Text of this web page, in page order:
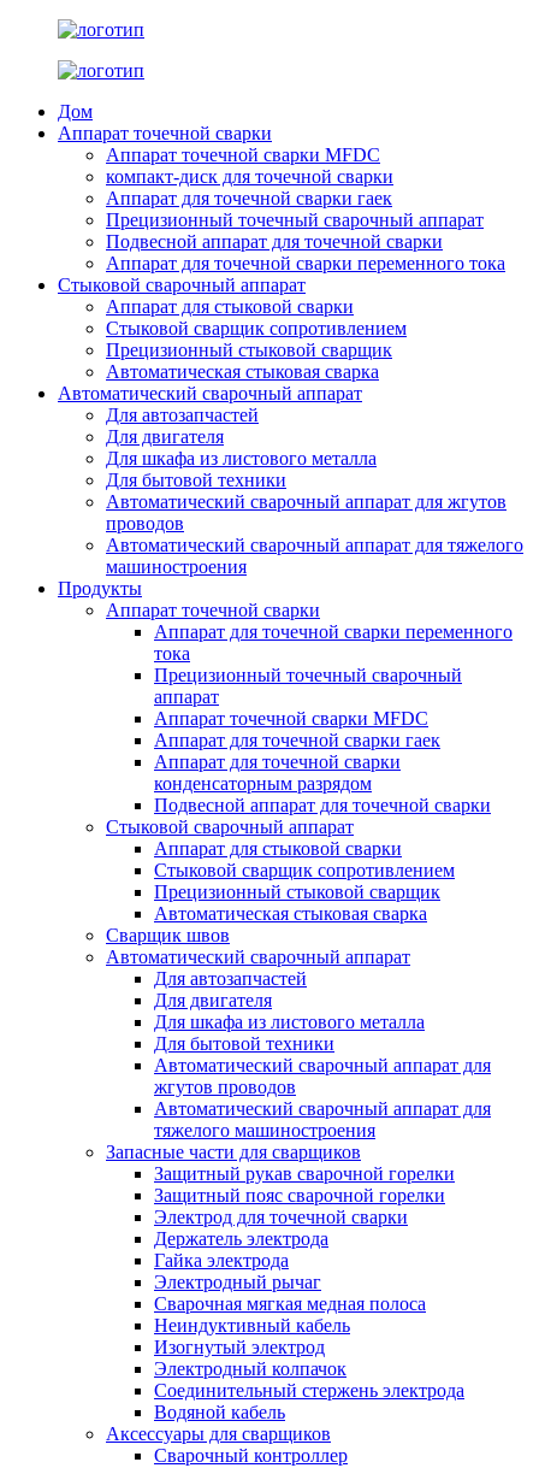
Дом
Аппарат точечной сварки
Аппарат точечной сварки MFDC
компакт-диск для точечной сварки
Аппарат для точечной сварки гаек
Прецизионный точечный сварочный аппарат
Подвесной аппарат для точечной сварки
Аппарат для точечной сварки переменного тока
Стыковой сварочный аппарат
Аппарат для стыковой сварки
Стыковой сварщик сопротивлением
Прецизионный стыковой сварщик
Автоматическая стыковая сварка
Автоматический сварочный аппарат
Для автозапчастей
Для двигателя
Для шкафа из листового металла
Для бытовой техники
Автоматический сварочный аппарат для жгутов
проводов
Автоматический сварочный аппарат для тяжелого
машиностроения
Продукты
Аппарат точечной сварки
Аппарат для точечной сварки переменного
тока
Прецизионный точечный сварочный
аппарат
Аппарат точечной сварки MFDC
Аппарат для точечной сварки гаек
Аппарат для точечной сварки
конденсаторным разрядом
Подвесной аппарат для точечной сварки
Стыковой сварочный аппарат
Аппарат для стыковой сварки
Стыковой сварщик сопротивлением
Прецизионный стыковой сварщик
Автоматическая стыковая сварка
Сварщик швов
Автоматический сварочный аппарат
Для автозапчастей
Для двигателя
Для шкафа из листового металла
Для бытовой техники
Автоматический сварочный аппарат для
жгутов проводов
Автоматический сварочный аппарат для
тяжелого машиностроения
Запасные части для сварщиков
Защитный рукав сварочной горелки
Защитный пояс сварочной горелки
Электрод для точечной сварки
Держатель электрода
Гайка электрода
Электродный рычаг
Сварочная мягкая медная полоса
Неиндуктивный кабель
Изогнутый электрод
Электродный колпачок
Соединительный стержень электрода
Водяной кабель
Аксессуары для сварщиков
Сварочный контроллер